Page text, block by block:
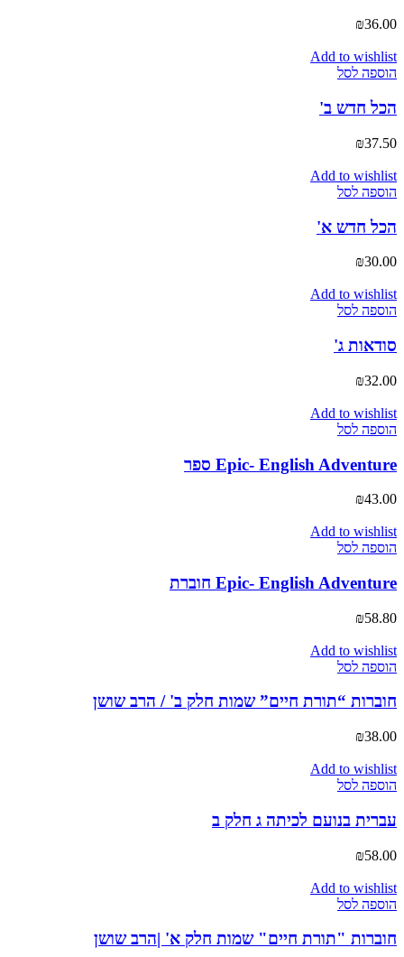
₪36.00
Add to wishlist
הוספה לסל
הכל חדש ב'
₪37.50
Add to wishlist
הוספה לסל
הכל חדש א'
₪30.00
Add to wishlist
הוספה לסל
סודאות ג'
₪32.00
Add to wishlist
הוספה לסל
Epic- English Adventure ספר
₪43.00
Add to wishlist
הוספה לסל
Epic- English Adventure חוברת
₪58.80
Add to wishlist
הוספה לסל
חוברות “תורת חיים” שמות חלק ב' / הרב שושן
₪38.00
Add to wishlist
הוספה לסל
עברית בנועם לכיתה ג חלק ב
₪58.00
Add to wishlist
הוספה לסל
חוברות "תורת חיים" שמות חלק א' |הרב שושן